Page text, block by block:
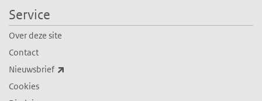
Service
Over deze site
Contact
Nieuwsbrief
Cookies